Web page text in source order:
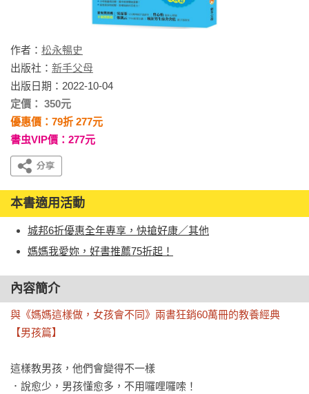
作者： 松永暢史
出版社： 新手父母
出版日期：2022-10-04
定價： 350元
優惠價：79折 277元
書虫VIP價：277元
本書適用活動
城邦6折優惠全年專享，快搶好康／其他
媽媽我愛妳，好書推薦75折起！
內容簡介
與《媽媽這樣做，女孩會不同》兩書狂銷60萬冊的教養經典
【男孩篇】
這樣教男孩，他們會變得不一樣
．說愈少，男孩懂愈多，不用囉哩囉嗦！